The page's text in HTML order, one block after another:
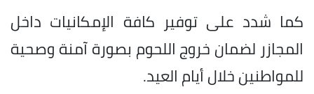
كما شدد على توفير كافة الإمكانيات داخل
المجازر لضمان خروج اللحوم بصورة آمنة وصحية
للمواطنين خلال أيام العيد.